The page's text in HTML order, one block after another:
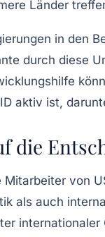
Länder
in den
durch diese
aktiv ist,
die
Mitarbeiter von
als auch